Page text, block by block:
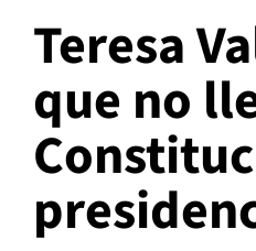
Teresa
que no